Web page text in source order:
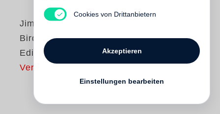
Jim Dine
Birds - Limited
Edition
Vergriffen
Cookies von Drittanbietern
Akzeptieren
Einstellungen bearbeiten